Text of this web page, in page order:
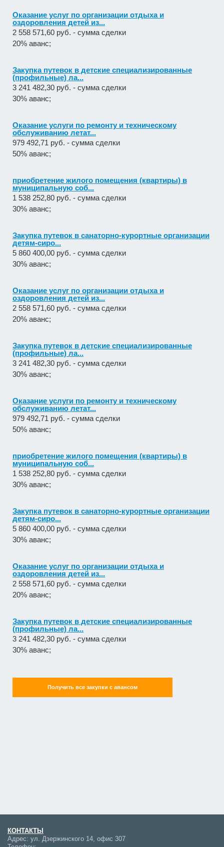
Оказание услуг по организации отдыха и
оздоровления детей из...
2 558 571,60 руб. - сумма сделки
20% аванс;
Закупка путевок в детские специализированные
(профильные) ла...
3 241 482,30 руб. - сумма сделки
30% аванс;
Оказание услуги по ремонту и техническому
обслуживанию летат...
979 492,71 руб. - сумма сделки
50% аванс;
приобретение жилого помещения (квартиры) в
муниципальную соб...
1 538 252,80 руб. - сумма сделки
30% аванс;
Закупка путевок в санаторно-курортные организации
детям-сиро...
5 860 400,00 руб. - сумма сделки
30% аванс;
Оказание услуг по организации отдыха и
оздоровления детей из...
2 558 571,60 руб. - сумма сделки
20% аванс;
Закупка путевок в детские специализированные
(профильные) ла...
3 241 482,30 руб. - сумма сделки
30% аванс;
Оказание услуги по ремонту и техническому
обслуживанию летат...
979 492,71 руб. - сумма сделки
50% аванс;
приобретение жилого помещения (квартиры) в
муниципальную соб...
1 538 252,80 руб. - сумма сделки
30% аванс;
Закупка путевок в санаторно-курортные организации
детям-сиро...
5 860 400,00 руб. - сумма сделки
30% аванс;
Оказание услуг по организации отдыха и
оздоровления детей из...
2 558 571,60 руб. - сумма сделки
20% аванс;
Закупка путевок в детские специализированные
(профильные) ла...
3 241 482,30 руб. - сумма сделки
30% аванс;
Получить все закупки с авансом
КОНТАКТЫ
Адрес: ул. Дзержинского 14, офис 307